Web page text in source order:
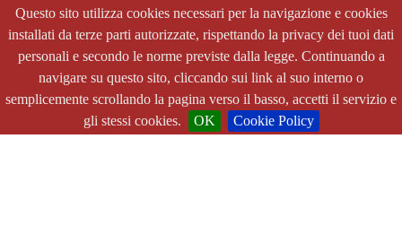
Questo sito utilizza cookies necessari per la navigazione e cookies
installati da terze parti autorizzate, rispettando la privacy dei tuoi dati
personali e secondo le norme previste dalla legge. Continuando a
navigare su questo sito, cliccando sui link al suo interno o
semplicemente scrollando la pagina verso il basso, accetti il servizio e
gli stessi cookies.
OK Cookie Policy